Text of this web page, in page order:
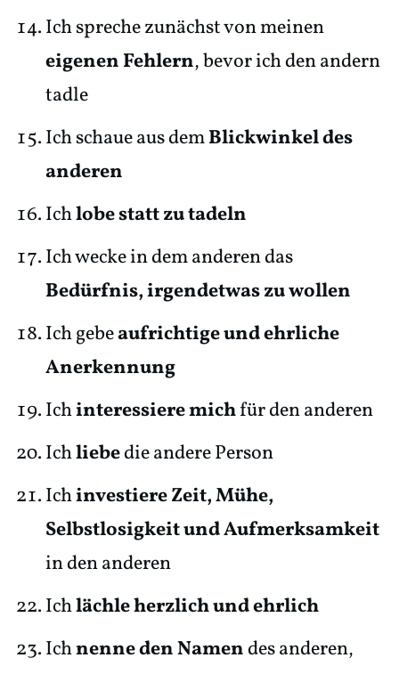
Ich spreche zunächst von meinen
eigenen Fehlern, bevor ich den andern
tadle
Ich schaue aus demBlickwinkel des
anderen
Ichlobe statt zu tadeln
Ich wecke in dem anderen das
Bedürfnis, irgendetwas zu wollen
Ich gebeaufrichtige und ehrliche
Anerkennung
Ichinteressiere michfür den anderen
Ichliebedie andere Person
Ichinvestiere Zeit, Mühe,
Selbstlosigkeit und Aufmerksamkeit
in den anderen
Ichlächle herzlich und ehrlich
Ichnenne den Namendes anderen,